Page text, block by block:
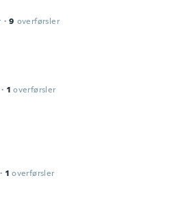
· 9 overførsler
· 1 overførsler
· 1 overførsler